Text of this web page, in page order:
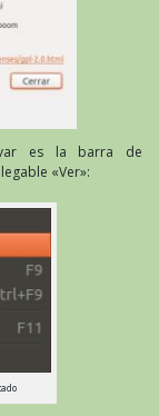
es la barra de
«Ver»: